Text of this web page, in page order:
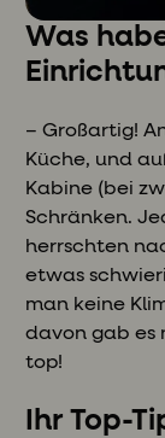
Was
– Großartig!
Küche, und
Kabine (bei
Schränken.
herrschten
etwas
man keine
davon gab es
top!
Ihr Top-